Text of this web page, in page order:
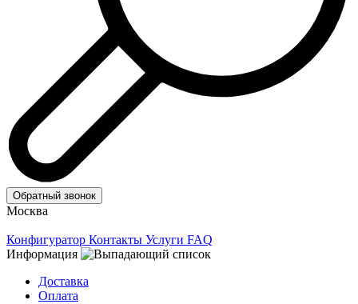
Обратный звонок
Москва
Конфигуратор Контакты Услуги FAQ
Информация
Доставка
Оплата